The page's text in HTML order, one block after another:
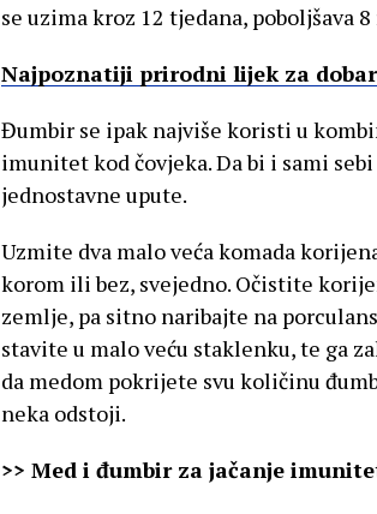
se uzima kroz 12 tjedana, poboljšava
Najpoznatiji prirodni lijek za
Đumbir se ipak najviše koristi u
imunitet kod čovjeka. Da bi i sami
jednostavne upute.
Uzmite dva malo veća komada
korom ili bez, svejedno. Očistite
zemlje, pa sitno naribajte na
stavite u malo veću staklenku, te ga
da medom pokrijete svu količinu
neka odstoji.
>> Med i đumbir za jačanje